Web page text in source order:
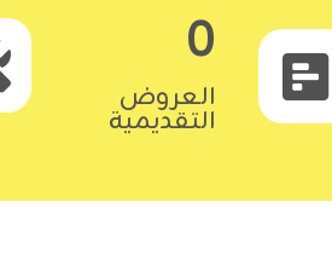
0
العروض
التقديمية